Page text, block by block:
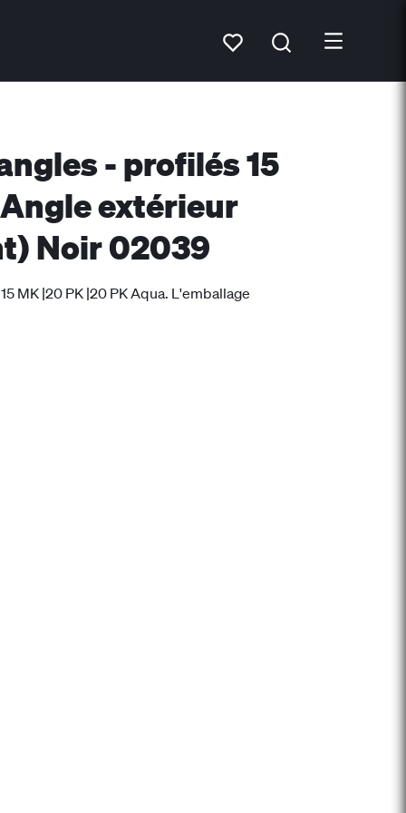
- profilés 15
extérieur
Noir 02039
MK |20 PK |20 PK Aqua. L'emballage